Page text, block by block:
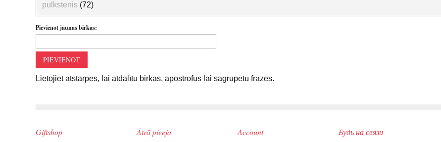
pulkstenis (72)
Pievienot jaunas birkas:
PIEVIENOT
Lietojiet atstarpes, lai atdalītu birkas, apostrofus lai sagrupētu frāzēs.
Giftshop Ātrā pieeja Account Будь на связи